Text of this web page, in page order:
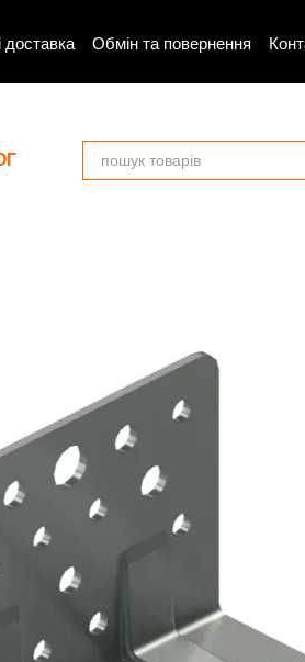
доставка Обмін та повернення